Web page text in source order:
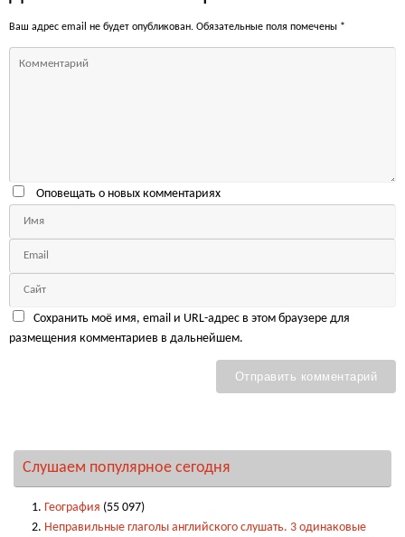
Ваш адрес email не будет опубликован. Обязательные поля помечены *
Оповещать о новых комментариях
Сохранить моё имя, email и URL-адрес в этом браузере для
размещения комментариев в дальнейшем.
Слушаем популярное сегодня
География (55 097)
Неправильные глаголы английского слушать. 3 одинаковые